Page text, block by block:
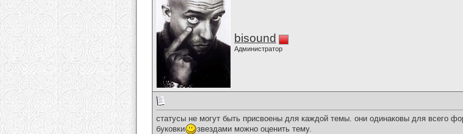
bisound
Администратор
статусы не могут быть присвоены для каждой темы. они одинаковы для всего
буковки
звездами можно оценить тему.